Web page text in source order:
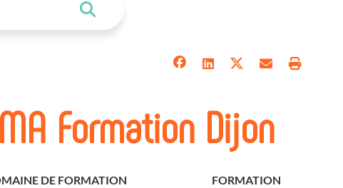
Formation Dijon
DE FORMATION FORMATION